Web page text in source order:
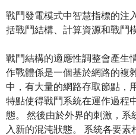
戰鬥發電模式中智慧指標的注
括戰鬥結構、計算資源和戰鬥
戰鬥結構的適應性調整會產生
作戰體係是一個基於網路的複
中，有大量的網路存取節點，
特點使得戰鬥系統在運作過程
態。 然後由於外界的刺激，
入新的混沌狀態。 系統各要